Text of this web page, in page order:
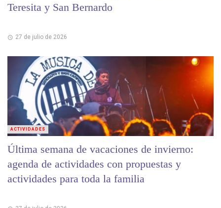
Teresita y San Bernardo
27 de julio de 2026
Última semana de vacaciones de invierno:
agenda de actividades con propuestas y
actividades para toda la familia
ACTIVIDADES